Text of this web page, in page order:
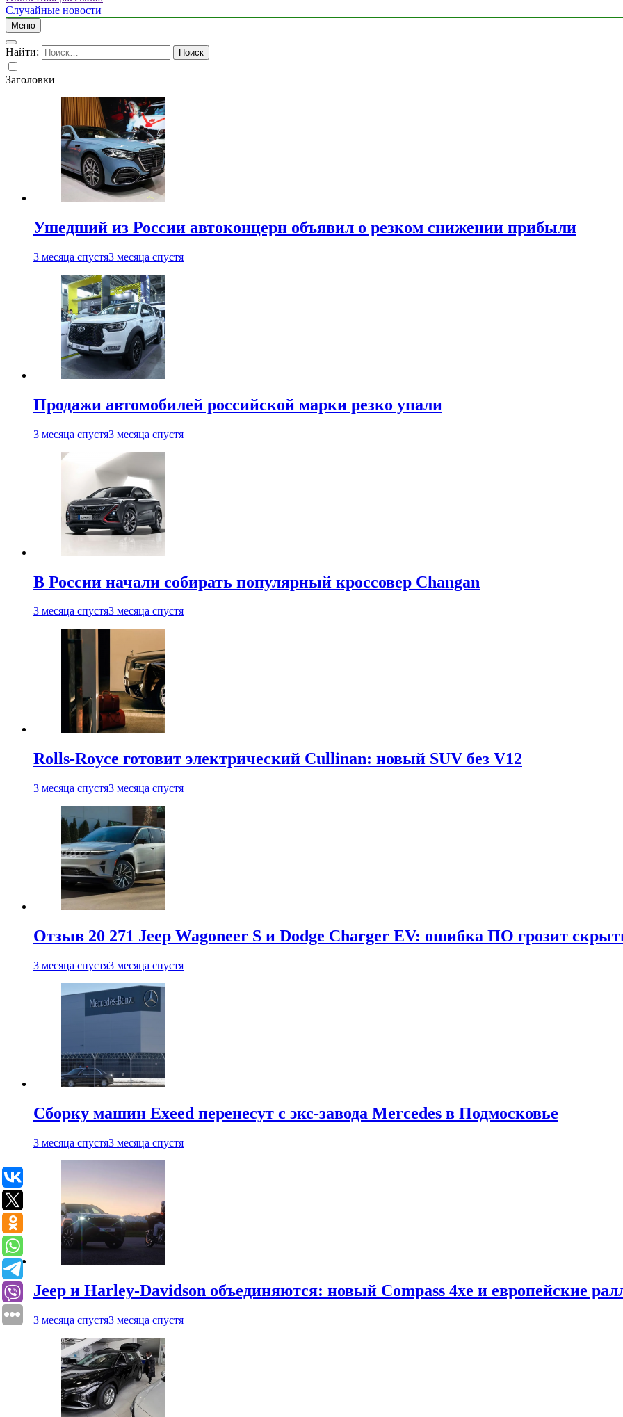
Случайные новости
Меню
Найти:
Заголовки
Ушедший из России автоконцерн объявил о резком снижении прибыли
3 месяца спустя3 месяца спустя
Продажи автомобилей российской марки резко упали
3 месяца спустя3 месяца спустя
В России начали собирать популярный кроссовер Changan
3 месяца спустя3 месяца спустя
Rolls-Royce готовит электрический Cullinan: новый SUV без V12
3 месяца спустя3 месяца спустя
Отзыв 20 271 Jeep Wagoneer S и Dodge Charger EV: ошибка ПО грозит
3 месяца спустя3 месяца спустя
Сборку машин Exeed перенесут с экс-завода Mercedes в Подмосковье
3 месяца спустя3 месяца спустя
Jeep и Harley-Davidson объединяются: новый Compass 4xe и европейские
3 месяца спустя3 месяца спустя